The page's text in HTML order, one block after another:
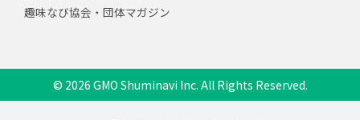
趣味なび協会・団体マガジン
© 2026 GMO Shuminavi Inc. All Rights Reserved.